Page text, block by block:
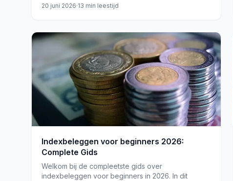
effectenlening. Tracking error en trackingkosten zijn
20 juni 2026·13 min leestijd
etf
Indexbeleggen voor beginners 2026:
Complete Gids
Welkom bij de compleetste gids over
indexbeleggen voor beginners in 2026. In dit